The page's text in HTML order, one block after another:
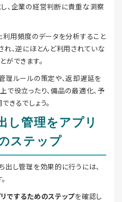
、企業の経営判断に貴重な洞察
利用頻度のデータを分析すること
れ、逆にほとんど利用されていな
ができます。
理ルールの策定や、返却遅延を
で役立ったり、備品の最適化、予
きるでしょう。
し管理をアプリ
ステップ
出し管理を効果的に行うには、
でするためのステップを確認し